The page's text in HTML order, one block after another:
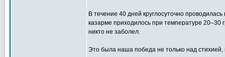
В течение 40 дней круглосуточно
казарме приходилось при температуре 20–30
никто не заболел.
Это была наша победа не только над